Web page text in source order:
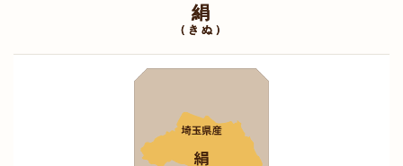
絹
（きぬ）